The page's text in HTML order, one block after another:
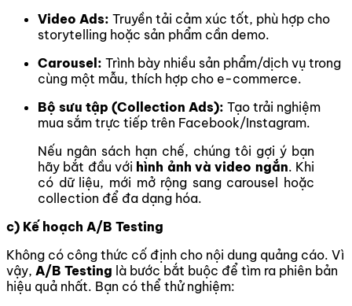
Video Ads: Truyền tải cảm xúc tốt, phù hợp cho
storytelling hoặc sản phẩm cần demo.
Carousel: Trình bày nhiều sản phẩm/dịch vụ trong
cùng một mẫu, thích hợp cho e-commerce.
Bộ sưu tập (Collection Ads): Tạo trải nghiệm
mua sắm trực tiếp trên Facebook/Instagram.
Nếu ngân sách hạn chế, chúng tôi gợi ý bạn
hãy bắt đầu với hình ảnh và video ngắn. Khi
có dữ liệu, mới mở rộng sang carousel hoặc
collection để đa dạng hóa.
c) Kế hoạch A/B Testing
Không có công thức cố định cho nội dung quảng cáo. Vì
vậy, A/B Testing là bước bắt buộc để tìm ra phiên bản
hiệu quả nhất. Bạn có thể thử nghiệm: